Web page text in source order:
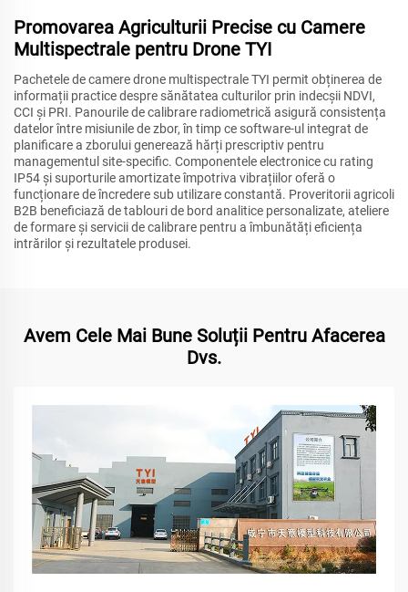
Promovarea Agriculturii Precise cu Camere
Multispectrale pentru Drone TYI
Pachetele de camere drone multispectrale TYI permit obținerea de
informații practice despre sănătatea culturilor prin indecșii NDVI,
CCI și PRI. Panourile de calibrare radiometrică asigură consistența
datelor între misiunile de zbor, în timp ce software-ul integrat de
planificare a zborului generează hărți prescriptiv pentru
managementul site-specific. Componentele electronice cu rating
IP54 și suporturile amortizate împotriva vibrațiilor oferă o
funcționare de încredere sub utilizare constantă. Proveritorii agricoli
B2B beneficiază de tablouri de bord analitice personalizate, ateliere
de formare și servicii de calibrare pentru a îmbunătăți eficiența
intrărilor și rezultatele produsei.
Avem Cele Mai Bune Soluții Pentru Afacerea
Dvs.